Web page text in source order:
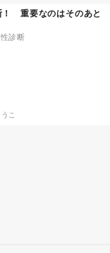
！ 重要なのはそのあと
診断
こ